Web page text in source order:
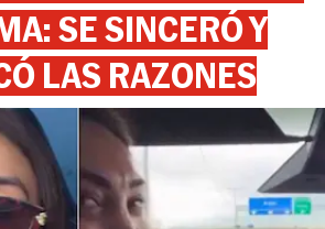
SE SINCERÓ Y
LAS RAZONES